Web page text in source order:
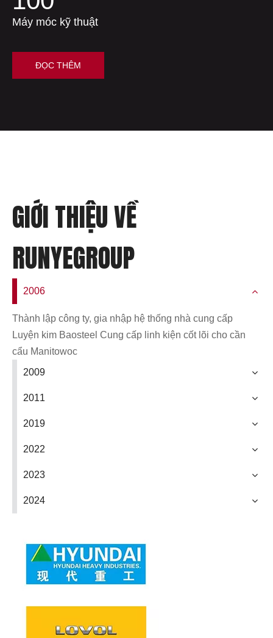
Máy móc kỹ thuật
ĐỌC THÊM
GIỚI THIỆU VỀ
RUNYEGROUP
2006
Thành lập công ty, gia nhập hệ thống nhà cung cấp
Luyện kim Baosteel Cung cấp linh kiện cốt lõi cho cần
cẩu Manitowoc
2009
2011
2019
2022
2023
2024